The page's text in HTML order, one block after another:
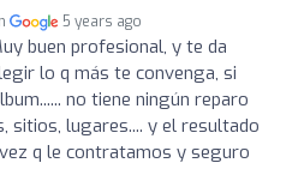
5 years ago
buen profesional, y te da
lo q más te convenga, si
no tiene ningún reparo
sitios, lugares.... y el resultado
q le contratamos y seguro